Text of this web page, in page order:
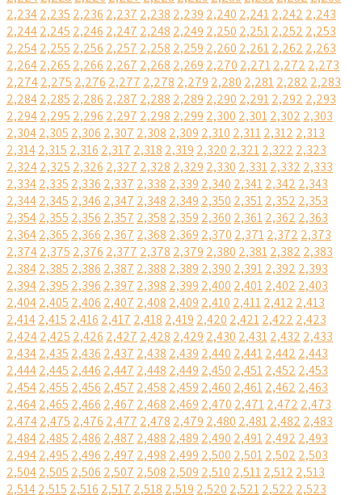
2,2342,235 2,236 2,237 2,238 2,239 2,240 2,2412,242 2,243
2,2442,245 2,246 2,247 2,248 2,249 2,250 2,2512,252 2,253
2,2542,255 2,256 2,257 2,258 2,259 2,260 2,2612,262 2,263
2,2642,265 2,266 2,267 2,268 2,269 2,270 2,2712,272 2,273
2,2742,275 2,276 2,277 2,278 2,279 2,280 2,2812,282 2,283
2,2842,285 2,286 2,287 2,288 2,289 2,290 2,2912,292 2,293
2,2942,295 2,296 2,297 2,298 2,299 2,300 2,3012,302 2,303
2,3042,305 2,306 2,307 2,308 2,309 2,310 2,3112,312 2,313
2,3142,315 2,316 2,317 2,318 2,319 2,320 2,3212,322 2,323
2,3242,325 2,326 2,327 2,328 2,329 2,330 2,3312,332 2,333
2,3342,335 2,336 2,337 2,338 2,339 2,340 2,3412,342 2,343
2,3442,345 2,346 2,347 2,348 2,349 2,350 2,3512,352 2,353
2,3542,355 2,356 2,357 2,358 2,359 2,360 2,3612,362 2,363
2,3642,365 2,366 2,367 2,368 2,369 2,370 2,3712,372 2,373
2,3742,375 2,376 2,377 2,378 2,379 2,380 2,3812,382 2,383
2,3842,385 2,386 2,387 2,388 2,389 2,390 2,3912,392 2,393
2,3942,395 2,396 2,397 2,398 2,399 2,400 2,4012,402 2,403
2,4042,405 2,406 2,407 2,408 2,409 2,410 2,4112,412 2,413
2,4142,415 2,416 2,417 2,418 2,419 2,420 2,4212,422 2,423
2,4242,425 2,426 2,427 2,428 2,429 2,430 2,4312,432 2,433
2,4342,435 2,436 2,437 2,438 2,439 2,440 2,4412,442 2,443
2,4442,445 2,446 2,447 2,448 2,449 2,450 2,4512,452 2,453
2,4542,455 2,456 2,457 2,458 2,459 2,460 2,4612,462 2,463
2,4642,465 2,466 2,467 2,468 2,469 2,470 2,4712,472 2,473
2,4742,475 2,476 2,477 2,478 2,479 2,480 2,4812,482 2,483
2,4842,485 2,486 2,487 2,488 2,489 2,490 2,4912,492 2,493
2,4942,495 2,496 2,497 2,498 2,499 2,500 2,5012,502 2,503
2,5042,505 2,506 2,507 2,508 2,509 2,510 2,5112,512 2,513
2,5142,515 2,516 2,517 2,518 2,519 2,520 2,5212,522 2,523